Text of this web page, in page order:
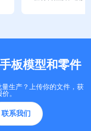
硬质塑料件。工艺流
有明显差异。企业根据
品…板模型和零件
生产？上传你的文件，获
。
联系我们